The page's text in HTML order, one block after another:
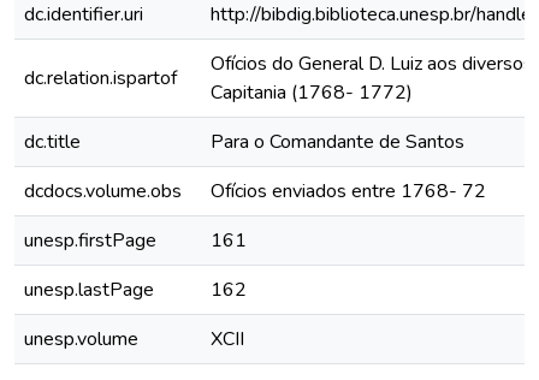
dc.identifier.uri
http://bibdig.biblioteca.unesp.br/
dc.relation.ispartof
Ofícios do General D. Luiz aos diversos
Capitania (1768- 1772)
dc.title
Para o Comandante de Santos
dcdocs.volume.obs
Ofícios enviados entre 1768- 72
unesp.firstPage
161
unesp.lastPage
162
unesp.volume
XCII